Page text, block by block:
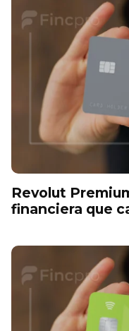
Revolut
financiera que